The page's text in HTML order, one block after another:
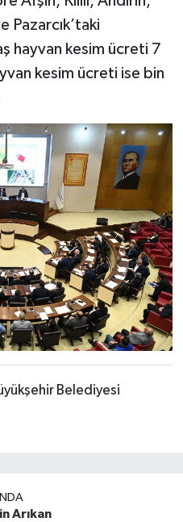
Pazarcık’taki
hayvan kesim ücreti 7
kesim ücreti ise bin
Belediyesi
Arıkan